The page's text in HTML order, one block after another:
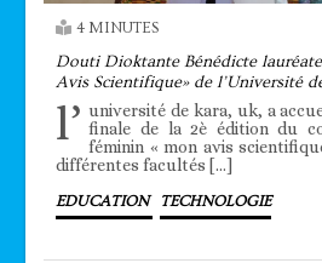
4 MINUTES
Douti Dioktante Bénédicte
Avis Scientifique» de l’Université
l’ université de kara, uk, a
finale de la 2è édition du
féminin « mon avis
différentes facultés […]
EDUCATION TECHNOLOGIE